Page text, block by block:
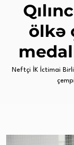
ölkə
Neftçi İK İctimai